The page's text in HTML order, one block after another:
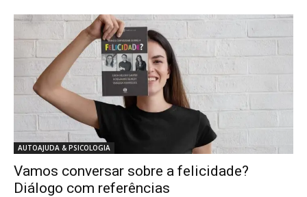
AUTOAJUDA & PSICOLOGIA
Vamos conversar sobre a felicidade?
Diálogo com referências